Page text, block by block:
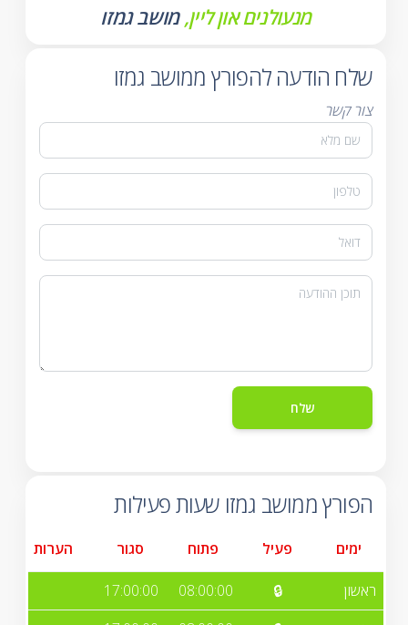
מנעולנים און ליין,מושב גמזו
שלח הודעה להפורץ ממושב גמזו
צור קשר
הפורץ ממושב גמזו שעות פעילות
ימים פעיל פתוח סגור הערות
ראשון 🔒
08:00:00
17:00:00